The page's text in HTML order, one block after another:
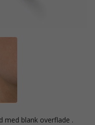
med blank overflade .